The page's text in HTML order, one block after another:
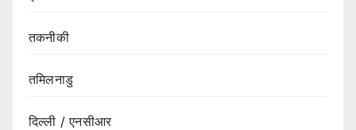
तकनीकी
तमिलनाडु
दिल्ली / एनसीआर